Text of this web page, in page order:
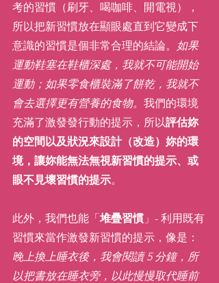
考的習慣（刷牙、喝咖啡、開電視），
所以把新習慣放在顯眼處直到它變成下
意識的習慣是個非常合理的結論。
如果
運動鞋塞在鞋櫃深處，我就不可能開始
運動；如果零食櫃裝滿了餅乾，我就不
會去選擇更有營養的食物。 我們的環境
充滿了激發發行動的提示，所以評估妳
的空間以及狀況來設計（改造）妳的環
境，讓妳能無法無視新習慣的提示、或
眼不見壞習慣的提示。
此外，我們也能「堆疊習慣 」- 利用既有
習慣來當作激發新習慣的提示，像是：
晚上換上睡衣後，我會閱讀 5 分鐘，所
以把書放在睡衣旁，以此慢慢取代睡前